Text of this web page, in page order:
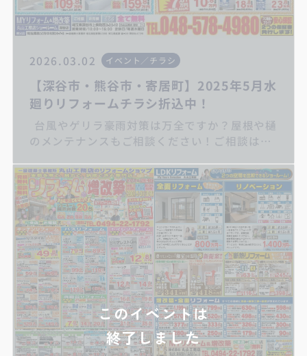
2026.03.02 イベント／チラシ
【深谷市・熊谷市・寄居町】2025年5月水
廻りリフォームチラシ折込中！
台風やゲリラ豪雨対策は万全ですか？屋根や樋
のメンテナンスもご相談ください！ご相談は丸
ォーム/トイレリフォーム/洗面化粧台リフォー
ム/給湯器交換/屋根・外壁リフォーム/住宅省エ
ネ補助金
このイベントは
終了しました